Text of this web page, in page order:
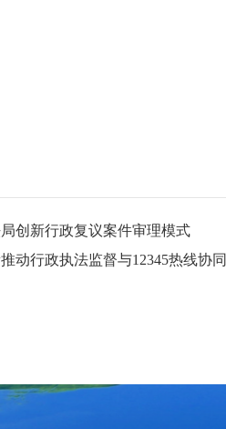
创新行政复议案件审理模式
动行政执法监督与12345热线协